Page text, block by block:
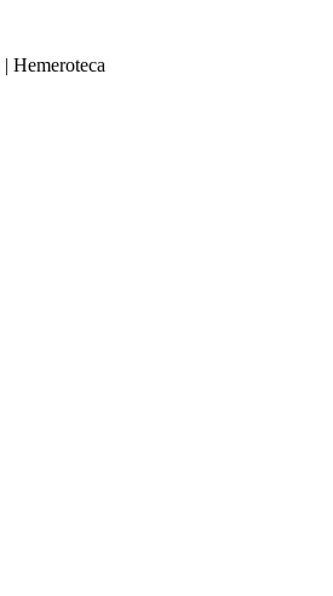
| Hemeroteca